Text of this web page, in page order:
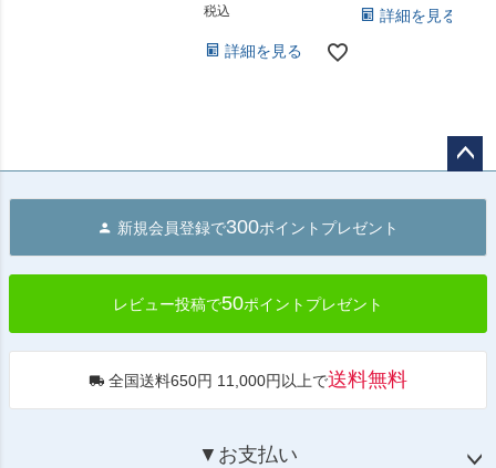
税込
詳細を見る
詳細を見る
へ
新規会員登録で300ポイントプレゼント
レビュー投稿で50ポイントプレゼント
全国送料650円 11,000円以上で送料無料
▼お支払い